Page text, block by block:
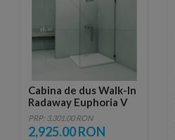
Cabina de dus Walk-In
Radaway Euphoria V
120X200 cm sticla
transparenta
PRP: 3,301.00 RON
2,925.00 RON